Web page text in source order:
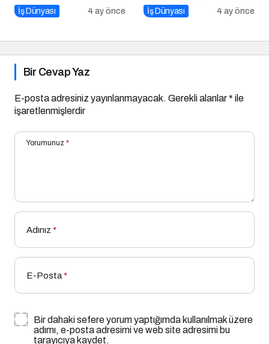
İş Dünyası 4 ay önce İş Dünyası 4 ay önce
Bir Cevap Yaz
E-posta adresiniz yayınlanmayacak. Gerekli alanlar* ile
işaretlenmişlerdir
Yorumunuz *
Adınız *
E-Posta*
Bir dahaki sefere yorum yaptığımda kullanılmak üzere
adımı, e-posta adresimi ve web site adresimi bu
tarayıcıya kaydet.